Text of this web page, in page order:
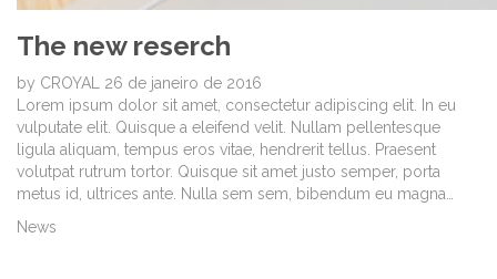
The new reserch
by CROYAL 26 de janeiro de 2016
Lorem ipsum dolor sit amet, consectetur adipiscing elit. In eu
vulputate elit. Quisque a eleifend velit. Nullam pellentesque
ligula aliquam, tempus eros vitae, hendrerit tellus. Praesent
volutpat rutrum tortor. Quisque sit amet justo semper, porta
metus id, ultrices ante. Nulla sem sem, bibendum eu magna…
News